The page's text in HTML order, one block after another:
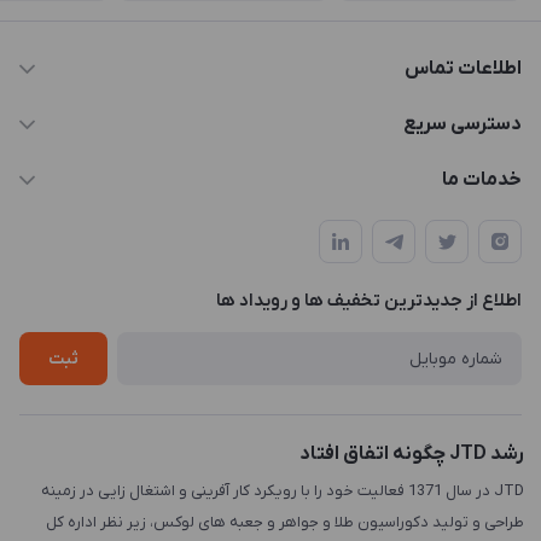
اطلاعات تماس
021-88846810-1
طبقه3
دسترسی سریع
حساب کاربری
لیست محصولات
درباره ما
خدمات ما
چاپ و حکاکی
طراحی سه بعدی
اطلاع از جدیدترین تخفیف ها و رویداد ها
ثبت
رشد JTD چگونه اتفاق افتاد
JTD در سال 1371 فعالیت خود را با رویکرد کار آفرینی و اشتغال زایی در زمینه
طراحی و تولید دکوراسیون طلا و جواهر و جعبه های لوکس، زیر نظر اداره کل